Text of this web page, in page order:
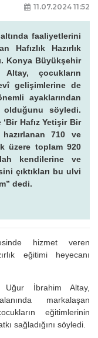
11.07.2024 11:52
faaliyetlerini
Hafızlık Hazırlık
Konya Büyükşehir
çocukların
gelişimlerine de
ayaklarından
olduğunu söyledi.
Hafız Yetişir Bir
hazırlanan 710 ve
üzere toplam 920
kendilerine ve
çıktıkları bu ulvi
dedi.
hizmet veren
eğitimi heyecanı
Uğur İbrahim Altay,
markalaşan
eğitimlerinin
sağladığını söyledi.